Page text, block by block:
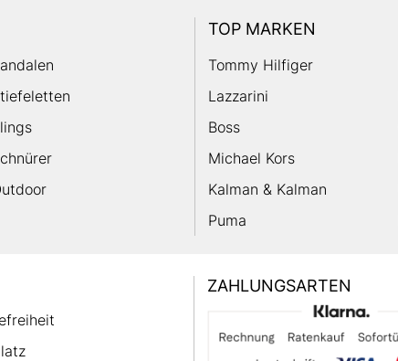
TOP MARKEN
Tommy Hilfiger
Lazzarini
Boss
Michael Kors
Kalman & Kalman
Puma
ZAHLUNGSARTEN